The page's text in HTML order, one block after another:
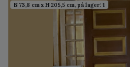
B:73,8 cm x H:205,5 cm, på lager: 1